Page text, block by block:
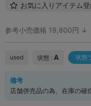
お気に入りアイテム
参考小売価格 19,800円 ↓
used 状態 : A 状態
備考
店舗併売品の為、在庫の確